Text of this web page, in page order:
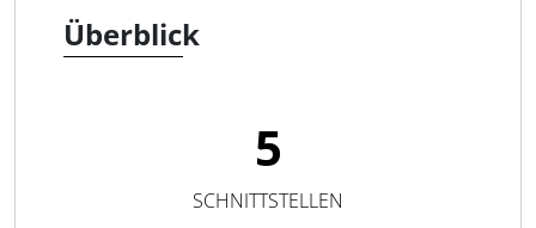
Überblick
5
SCHNITTSTELLEN